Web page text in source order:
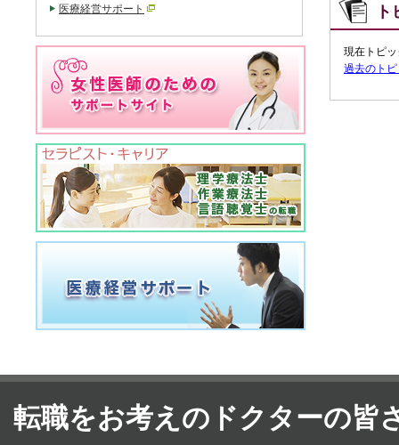
医療経営サポート
現在トピ
過去のト
転職をお考えのドクターの皆